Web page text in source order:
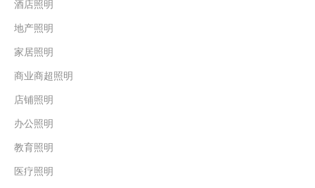
酒店照明
地产照明
家居照明
商业商超照明
店铺照明
办公照明
教育照明
医疗照明